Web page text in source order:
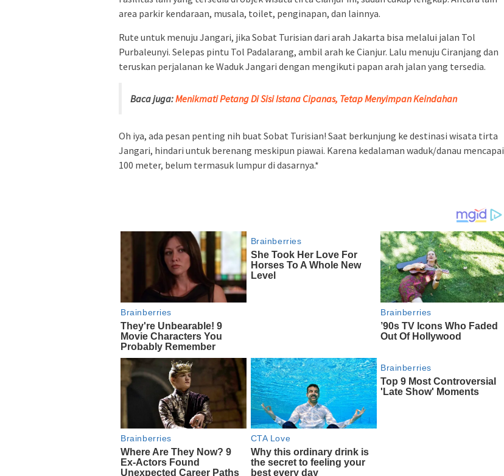
area parkir kendaraan, musala, toilet, penginapan, dan lainnya.
Rute untuk menuju Jangari, jika Sobat Turisian dari arah Jakarta bisa melalui jalan Tol
Purbaleunyi. Selepas pintu Tol Padalarang, ambil arah ke Cianjur. Lalu menuju Ciranjang dan
teruskan perjalanan ke Waduk Jangari dengan mengikuti papan arah jalan yang tersedia.
Baca juga:Menikmati Petang Di Sisi Istana Cipanas, Tetap Menyimpan Keindahan
Oh iya, ada pesan penting nih buat Sobat Turisian! Saat berkunjung ke destinasi wisata tirta
Jangari, hindari untuk berenang meskipun piawai. Karena kedalaman waduk/danau mencapai
100 meter, belum termasuk lumpur di dasarnya.*